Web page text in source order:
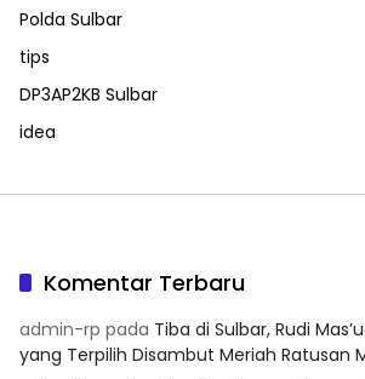
Polda Sulbar
tips
DP3AP2KB Sulbar
idea
Komentar Terbaru
admin-rp pada Tiba di Sulbar, Rudi
yang Terpilih Disambut Meriah Ratusan